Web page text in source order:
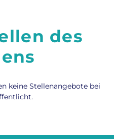
des
keine Stellenangebote bei